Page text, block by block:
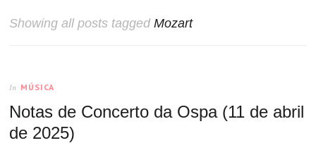
Showing all posts taggedMozart
In MÚSICA
Notas de Concerto da Ospa (11 de abril
de 2025)